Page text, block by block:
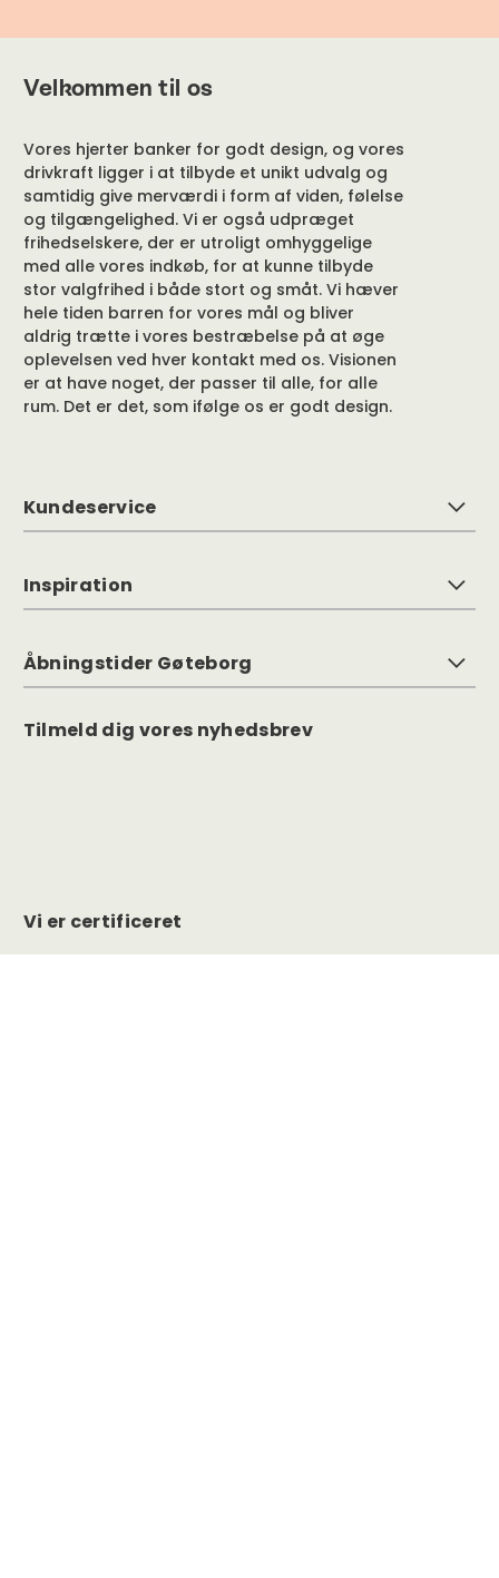
Velkommen til os
Vores hjerter banker for godt design, og vores
drivkraft ligger i at tilbyde et unikt udvalg og
samtidig give merværdi i form af viden, følelse
og tilgængelighed. Vi er også udpræget
frihedselskere, der er utroligt omhyggelige
med alle vores indkøb, for at kunne tilbyde
stor valgfrihed i både stort og småt. Vi hæver
hele tiden barren for vores mål og bliver
aldrig trætte i vores bestræbelse på at øge
oplevelsen ved hver kontakt med os. Visionen
er at have noget, der passer til alle, for alle
rum. Det er det, som ifølge os er godt design.
Kundeservice
Inspiration
Åbningstider Gøteborg
Tilmeld dig vores nyhedsbrev
Vi er certificeret